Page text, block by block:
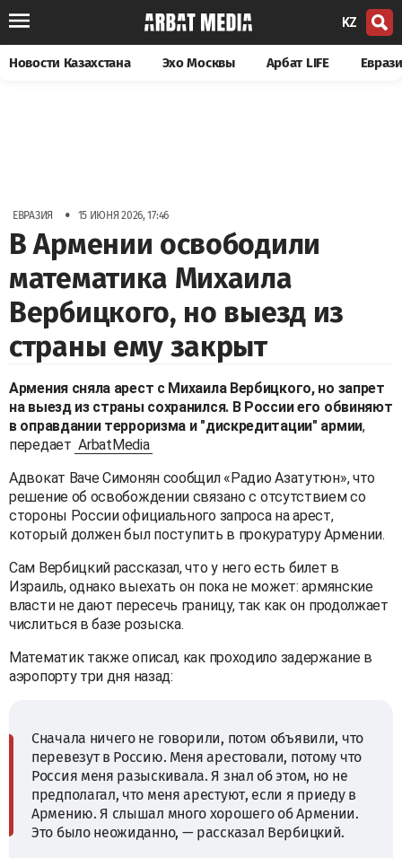
KZ
Новости Казахстана Эхо Москвы Арбат LIFE
ЕВРАЗИЯ • 15 ИЮНЯ 2026, 17:46
В Армении освободили
математика Михаила
Вербицкого, но выезд из
страны ему закрыт
Армения сняла арест с Михаила Вербицкого, но запрет
на выезд из страны сохранился. В России его обвиняют
в оправдании терроризма и "дискредитации" армии,
передает ArbatMedia
Адвокат Ваче Симонян сообщил «Радио Азатутюн», что
решение об освобождении связано с отсутствием со
стороны России официального запроса на арест,
который должен был поступить в прокуратуру Армении.
Сам Вербицкий рассказал, что у него есть билет в
Израиль, однако выехать он пока не может: армянские
власти не дают пересечь границу, так как он продолжает
числиться в базе розыска.
Математик также описал, как проходило задержание в
аэропорту три дня назад:
Сначала ничего не говорили, потом объявили, что
перевезут в Россию. Меня арестовали, потому что
Россия меня разыскивала. Я знал об этом, но не
предполагал, что меня арестуют, если я приеду в
Армению. Я слышал много хорошего об Армении.
Это было неожиданно, — рассказал Вербицкий.